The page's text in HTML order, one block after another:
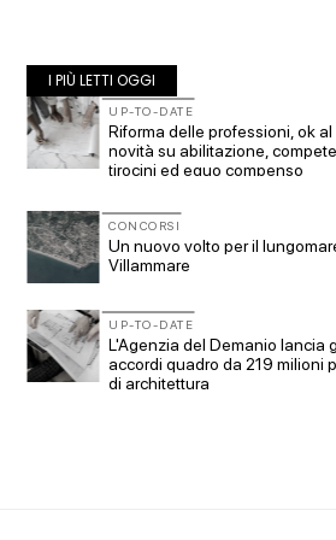
I PIÙ LETTI OGGI
UP-TO-DATE
Riforma delle professioni, ok al
novità su abilitazione,
tirocini ed equo compenso
CONCORSI
Un nuovo volto per il
Villammare
UP-TO-DATE
L'Agenzia del Demanio lancia
accordi quadro da 219 milioni
di architettura